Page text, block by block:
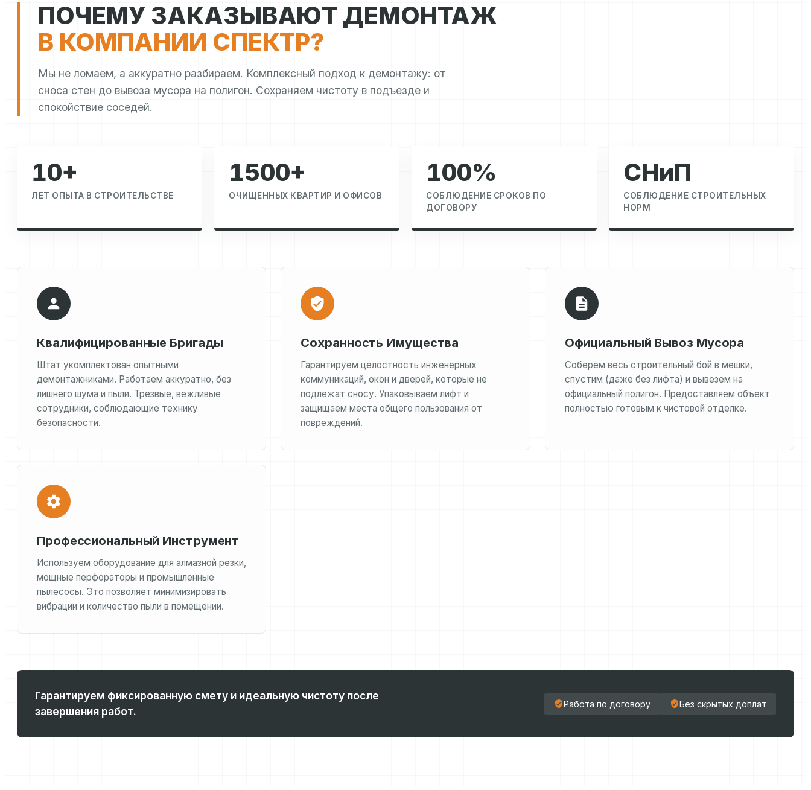
ПОЧЕМУ ЗАКАЗЫВАЮТ ДЕМОНТАЖ
В КОМПАНИИ СПЕКТР?
Мы не ломаем, а аккуратно разбираем. Комплексный подход к демонтажу: от
сноса стен до вывоза мусора на полигон. Сохраняем чистоту в подъезде и
спокойствие соседей.
10+
ЛЕТ ОПЫТА В СТРОИТЕЛЬСТВЕ
1500+
ОЧИЩЕННЫХ КВАРТИР И ОФИСОВ
100%
СОБЛЮДЕНИЕ СРОКОВ ПО
ДОГОВОРУ
СНиП
СОБЛЮДЕНИЕ СТРОИТЕЛЬНЫХ
НОРМ
Квалифицированные Бригады
Штат укомплектован опытными
демонтажниками. Работаем аккуратно, без
лишнего шума и пыли. Трезвые, вежливые
сотрудники, соблюдающие технику
безопасности.
Сохранность Имущества
Гарантируем целостность инженерных
коммуникаций, окон и дверей, которые не
подлежат сносу. Упаковываем лифт и
защищаем места общего пользования от
повреждений.
Официальный Вывоз Мусора
Соберем весь строительный бой в мешки,
спустим (даже без лифта) и вывезем на
официальный полигон. Предоставляем объект
полностью готовым к чистовой отделке.
Профессиональный Инструмент
Используем оборудование для алмазной резки,
мощные перфораторы и промышленные
пылесосы. Это позволяет минимизировать
вибрации и количество пыли в помещении.
Гарантируем фиксированную смету и идеальную чистоту после
завершения работ.
Работа по договору Без скрытых доплат